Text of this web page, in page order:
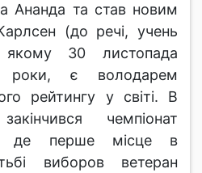
Ананда та став новим
(до речі, учень
якому 30 листопада
роки, є володарем
рейтингу у світі. В
чемпіонат
де перше місце в
виборов ветеран